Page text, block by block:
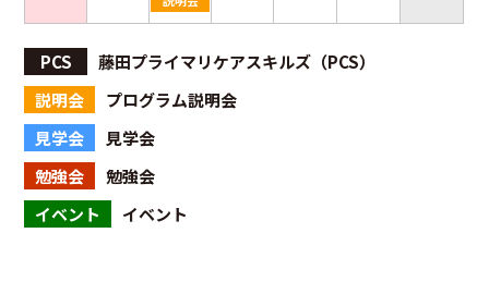
PCS
藤田プライマリケアスキルズ（PCS）
説明会
プログラム説明会
見学会
見学会
勉強会
勉強会
イベント
イベント